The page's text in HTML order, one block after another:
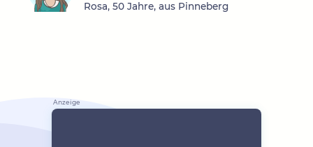
Rosa, 50 Jahre, aus Pinneberg